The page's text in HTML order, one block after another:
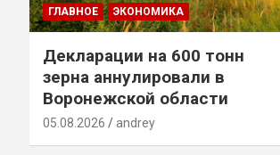
ГЛАВНОЕ ЭКОНОМИКА
Декларации на 600 тонн
зерна аннулировали в
Воронежской области
05.08.2026 andrey